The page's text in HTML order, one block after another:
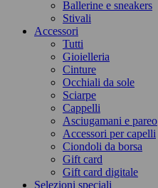
Ballerine e sneakers
Stivali
Accessori
Tutti
Gioielleria
Cinture
Occhiali da sole
Sciarpe
Cappelli
Asciugamani e pareo
Accessori per capelli
Ciondoli da borsa
Gift card
Gift card digitale
Selezioni speciali